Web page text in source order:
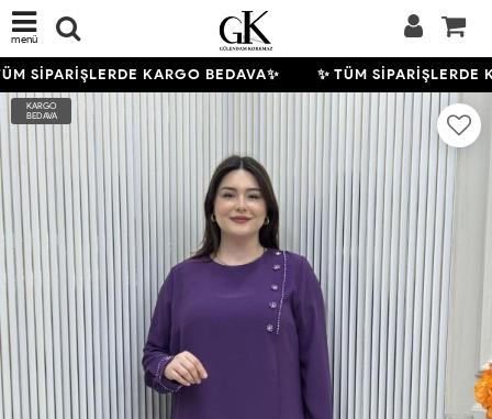
menü
SİPARİŞLERDE KARGO BEDAVA✨ ✨ TÜM SİPARİŞLERDE
KARGO
BEDAVA